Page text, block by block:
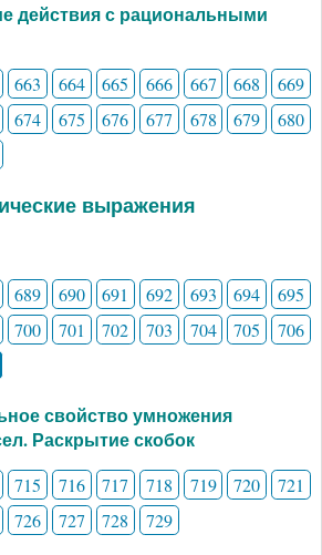
действия с рациональными
663 664 665 666 667 668
669
674 675 676 677 678 679
680
выражения
689 690 691 692 693 694
695
700 701 702 703 704 705
706
свойство умножения
Раскрытие скобок
715 716 717 718 719 720
721
726 727 728 729